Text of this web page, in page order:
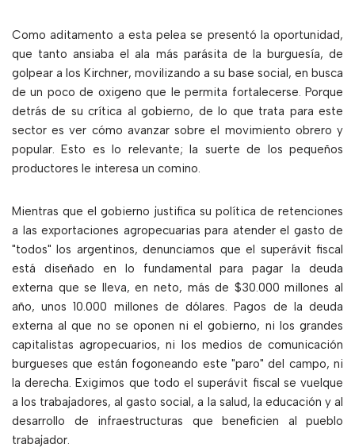
Como aditamento a esta pelea se presentó la oportunidad,
que tanto ansiaba el ala más parásita de la burguesía, de
golpear a los Kirchner, movilizando a su base social, en busca
de un poco de oxigeno que le permita fortalecerse. Porque
detrás de su crítica al gobierno, de lo que trata para este
sector es ver cómo avanzar sobre el movimiento obrero y
popular. Esto es lo relevante; la suerte de los pequeños
productores le interesa un comino.
Mientras que el gobierno justifica su política de retenciones
a las exportaciones agropecuarias para atender el gasto de
"todos" los argentinos, denunciamos que el superávit fiscal
está diseñado en lo fundamental para pagar la deuda
externa que se lleva, en neto, más de $30.000 millones al
año, unos 10.000 millones de dólares. Pagos de la deuda
externa al que no se oponen ni el gobierno, ni los grandes
capitalistas agropecuarios, ni los medios de comunicación
burgueses que están fogoneando este "paro" del campo, ni
la derecha. Exigimos que todo el superávit fiscal se vuelque
a los trabajadores, al gasto social, a la salud, la educación y al
desarrollo de infraestructuras que beneficien al pueblo
trabajador.